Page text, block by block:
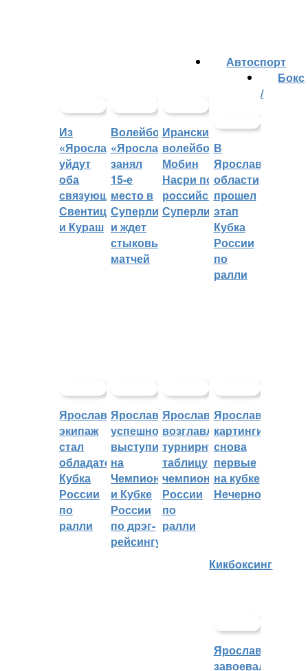
Из
«Ярославича»
уйдут
оба
связующих:
Свентицкис
и Кураш
Волейбольный
«Ярославич»
занял
15-е
место в
Суперлиге
и ждет
стыковых
матчей
Иранский
волейболист
Мобин
Насри покинет
российскую
Суперлигу
Автоспорт
В
Ярославской
области
прошел
этап
Кубка
России
по
ралли
Ярославский
экипаж
стал
обладателем
Кубка
России
по
ралли
Ярославцы
успешно
выступили
на
Чемпионате
и Кубке
России
по дрэг-
рейсингу
Ярославцы
возглавляют
турнирную
таблицу
чемпионата
России
по
ралли
Ярославские
картингисты
снова
первые
на кубке
Нечерноземья
Бокс
/
Кикбоксинг
Ярославцы
завоевали